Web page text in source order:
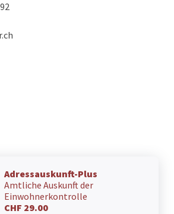
Adressauskunft-Plus
Amtliche Auskunft der
Einwohnerkontrolle
CHF 29.00